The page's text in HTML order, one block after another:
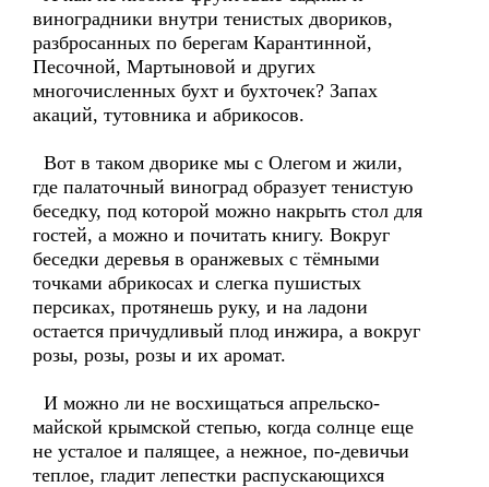
виноградники внутри тенистых двориков,
разбросанных по берегам Карантинной,
Песочной, Мартыновой и других
многочисленных бухт и бухточек? Запах
акаций, тутовника и абрикосов.
Вот в таком дворике мы с Олегом и жили,
где палаточный виноград образует тенистую
беседку, под которой можно накрыть стол для
гостей, а можно и почитать книгу. Вокруг
беседки деревья в оранжевых с тёмными
точками абрикосах и слегка пушистых
персиках, протянешь руку, и на ладони
остается причудливый плод инжира, а вокруг
розы, розы, розы и их аромат.
И можно ли не восхищаться апрельско-
майской крымской степью, когда солнце еще
не усталое и палящее, а нежное, по-девичьи
теплое, гладит лепестки распускающихся